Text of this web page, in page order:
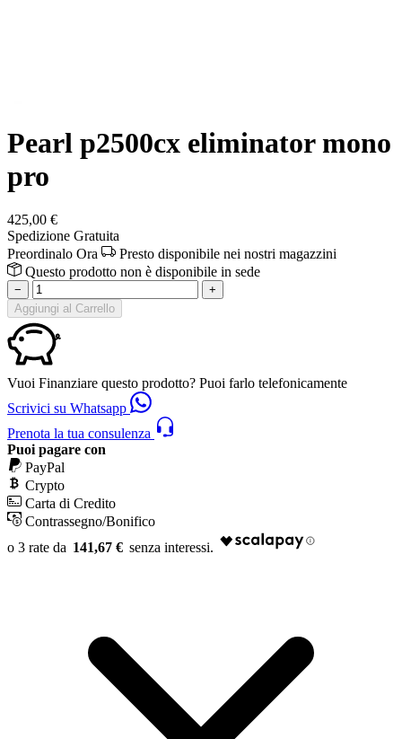
Pearl p2500cx eliminator mono
pro
425,00 €
Spedizione Gratuita
Preordinalo Ora
Presto disponibile nei nostri magazzini
Questo prodotto non è disponibile in sede
−
+
Aggiungi al Carrello
Vuoi Finanziare questo prodotto? Puoi farlo telefonicamente
Scrivici su Whatsapp
Prenota la tua consulenza
Puoi pagare con
PayPal
Crypto
Carta di Credito
Contrassegno/Bonifico
141,67 €